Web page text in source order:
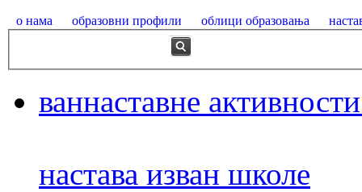
о нама образовни профили облици образовања
ваннаставне
настава изван школе